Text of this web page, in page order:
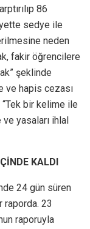
86
sedye ile
neden
fakir öğrencilere
şeklinde
ve hapis cezası
“Tek bir kelime ile
yasaları ihlal
KALDI
24 gün süren
raporda. 23
raporuyla